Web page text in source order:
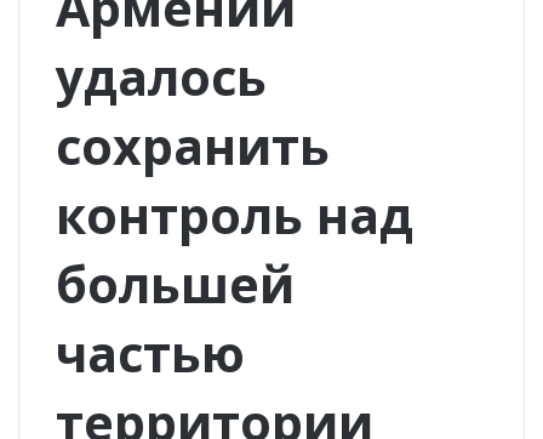
удалось
сохранить
контроль над
большей
частью
территории